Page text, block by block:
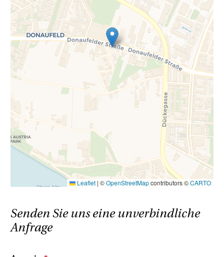
Wir weisen darauf hin, dass zwischen dem
Vermittler und dem zu vermittelnden Dritten
ein familiäres oder wirtschaftliches
Naheverhältnis besteht.
Der Vermittler ist als Doppelmakler tätig.
Leaflet | ©OpenStreetMapcontributors ©CARTO
Senden Sie uns eine unverbindliche
Anfrage